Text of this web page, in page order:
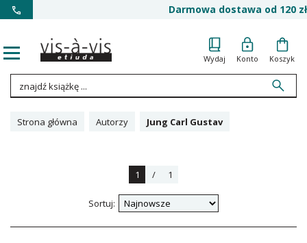
Darmowa dostawa od 120 zł
Wydaj Konto Koszyk
Strona główna Autorzy Jung Carl Gustav
1 / 1
Sortuj: